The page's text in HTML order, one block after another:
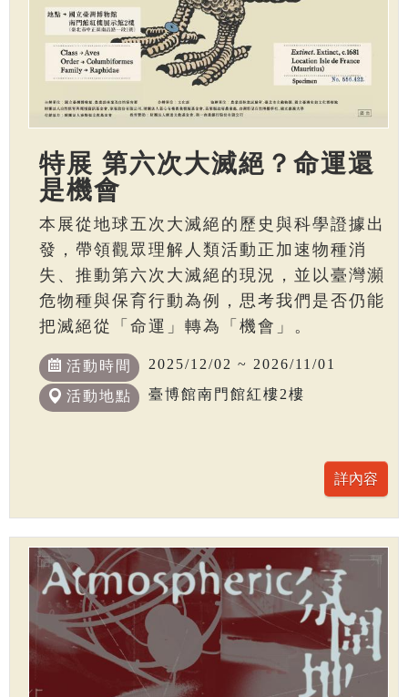
特展 第六次大滅絕？命運還
是機會
本展從地球五次大滅絕的歷史與科學證據出
發，帶領觀眾理解人類活動正加速物種消
失、推動第六次大滅絕的現況，並以臺灣瀕
危物種與保育行動為例，思考我們是否仍能
把滅絕從「命運」轉為「機會」。
活動時間 2025/12/02 ~ 2026/11/01
活動地點 臺博館南門館紅樓2樓